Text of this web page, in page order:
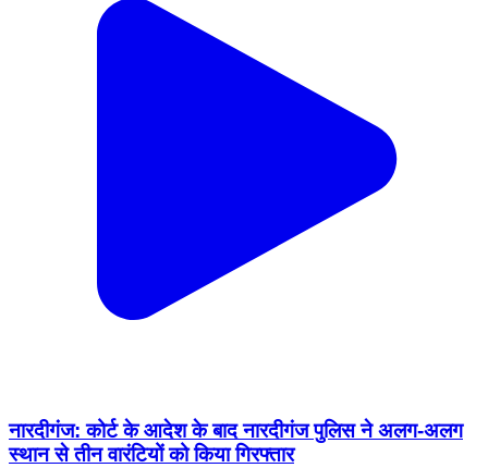
नारदीगंज: कोर्ट के आदेश के बाद नारदीगंज पुलिस ने अलग-अलग
स्थान से तीन वारंटियों को किया गिरफ्तार